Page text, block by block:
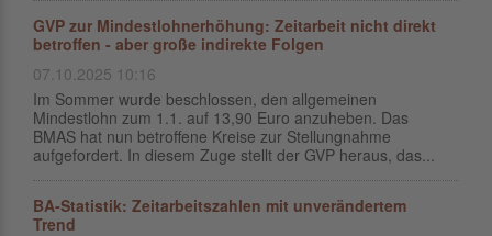
GVP zur Mindestlohnerhöhung: Zeitarbeit nicht direkt
betroffen - aber große indirekte Folgen
07.10.2025 10:16
Im Sommer wurde beschlossen, den allgemeinen
Mindestlohn zum 1.1. auf 13,90 Euro anzuheben. Das
BMAS hat nun betroffene Kreise zur Stellungnahme
aufgefordert. In diesem Zuge stellt der GVP heraus, das...
BA-Statistik: Zeitarbeitszahlen mit unverändertem
Trend